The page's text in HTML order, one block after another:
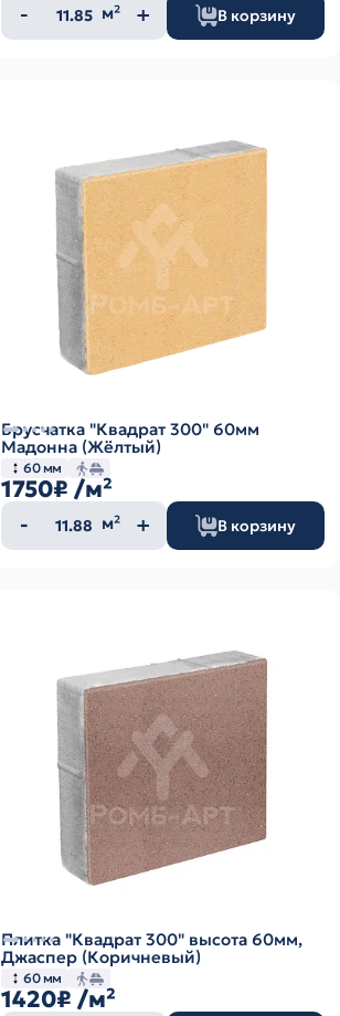
Количество
товара
м² В корзину
Брусчатка "Квадрат 300" 60мм
Мадонна (Жёлтый)
60 мм
1750₽ /м²
Количество
товара
м² В корзину
Плитка "Квадрат 300" высота 60мм,
Джаспер (Коричневый)
60 мм
1420₽ /м²